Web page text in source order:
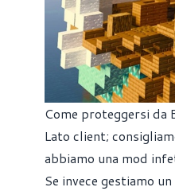
Come proteggersi da
Lato client;
abbiamo una mod
Se invece gestiamo